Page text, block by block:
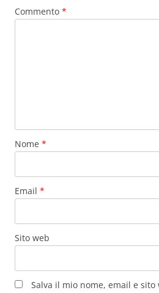
Commento *
Nome *
Email *
Sito web
Salva il mio nome, email e